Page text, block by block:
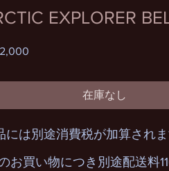
EXPLORER
在庫なし
には別途消費税が加算されま
お買い物につき別途配送料